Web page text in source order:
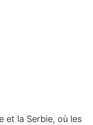
et la Serbie, où les